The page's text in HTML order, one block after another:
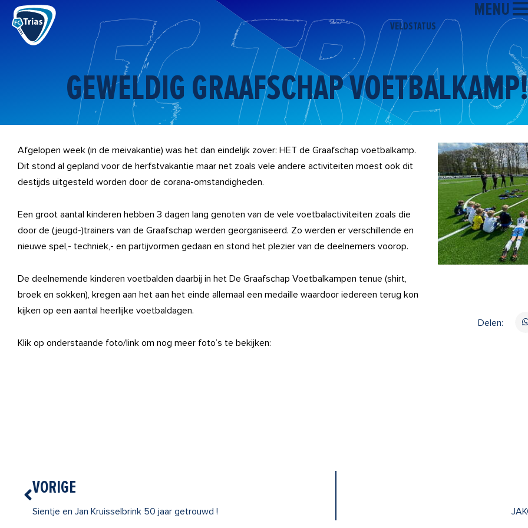
naar
VELDSTATUS
MENU
GEWELDIG GRAAFSCHAP VOETBALKAMP!
Afgelopen week (in de meivakantie) was het dan eindelijk zover: HET de Graafschap voetbalkamp.
Dit stond al gepland voor de herfstvakantie maar net zoals vele andere activiteiten moest ook dit
destijds uitgesteld worden door de corana-omstandigheden.
Een groot aantal kinderen hebben 3 dagen lang genoten van de vele voetbalactiviteiten zoals die
door de (jeugd-)trainers van de Graafschap werden georganiseerd. Zo werden er verschillende en
nieuwe spel,- techniek,- en partijvormen gedaan en stond het plezier van de deelnemers voorop.
De deelnemende kinderen voetbalden daarbij in het De Graafschap Voetbalkampen tenue (shirt,
broek en sokken), kregen aan het aan het einde allemaal een medaille waardoor iedereen terug kon
kijken op een aantal heerlijke voetbaldagen.
Klik op onderstaande foto/link om nog meer foto’s te bekijken:
Delen:
Vorige
VORIGE
Sientje en Jan Kruisselbrink 50 jaar getrouwd !